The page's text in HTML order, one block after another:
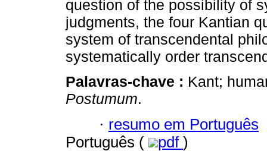
question of the possibility of
judgments, the four Kantian
system of transcendental
systematically order
Palavras-chave : Kant;
Postumum.
· resumo em Português
Português (
pdf )